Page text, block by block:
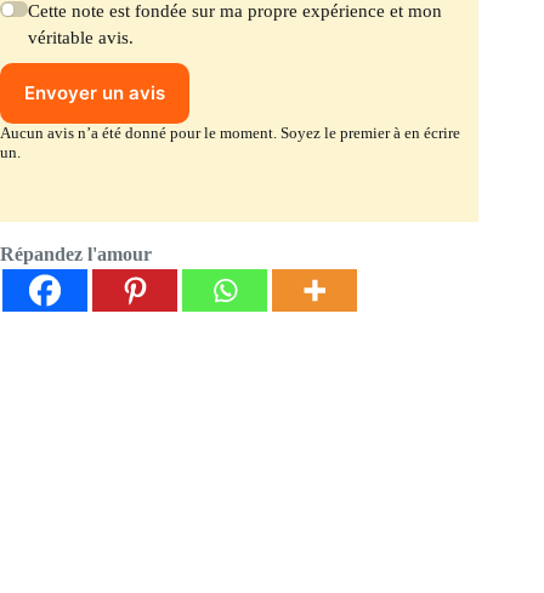
Cette note est fondée sur ma propre expérience et mon
véritable avis.
Envoyer un avis
Aucun avis n’a été donné pour le moment. Soyez le premier à en écrire
un.
Répandez l'amour